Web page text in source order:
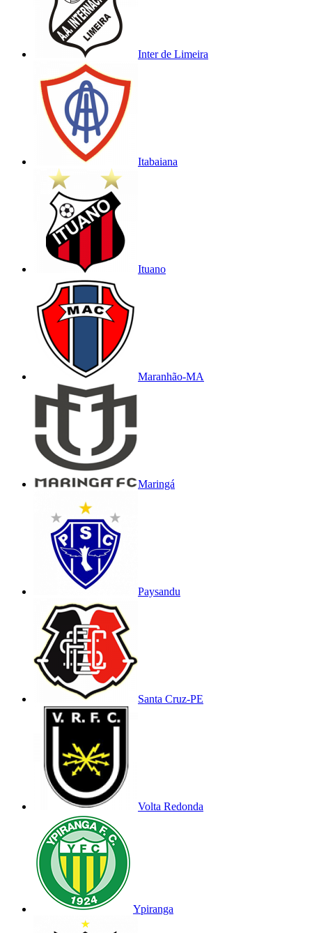
Inter de Limeira
Itabaiana
Ituano
Maranhão-MA
Maringá
Paysandu
Santa Cruz-PE
Volta Redonda
Ypiranga